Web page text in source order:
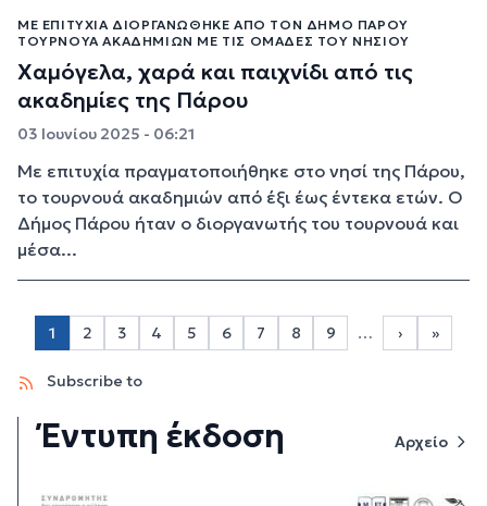
ΜΕ ΕΠΙΤΥΧΊΑ ΔΙΟΡΓΑΝΏΘΗΚΕ ΑΠΌ ΤΟΝ ΔΉΜΟ ΠΆΡΟΥ
ΤΟΥΡΝΟΥΆ ΑΚΑΔΗΜΙΏΝ ΜΕ ΤΙΣ ΟΜΆΔΕΣ ΤΟΥ ΝΗΣΙΟΎ
Χαμόγελα, χαρά και παιχνίδι από τις
ακαδημίες της Πάρου
03 Ιουνίου 2025 - 06:21
Με επιτυχία πραγματοποιήθηκε στο νησί της Πάρου,
το τουρνουά ακαδημιών από έξι έως έντεκα ετών. Ο
Δήμος Πάρου ήταν ο διοργανωτής του τουρνουά και
μέσα...
Σελιδοποίηση
1 Page 2
2 Page 3
3 Page 4
4 Page 5
5 Page 6
6 Page 7
7 Page 8
8 Page 9
9 …
Next page
›
Last
»
Subscribe to
Έντυπη έκδοση Αρχείο